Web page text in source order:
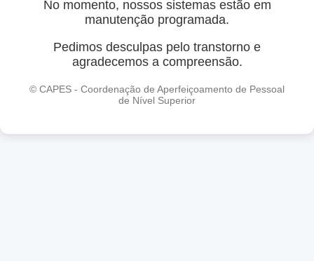
No momento, nossos sistemas estão em
manutenção programada.
Pedimos desculpas pelo transtorno e
agradecemos a compreensão.
© CAPES - Coordenação de Aperfeiçoamento de Pessoal
de Nível Superior